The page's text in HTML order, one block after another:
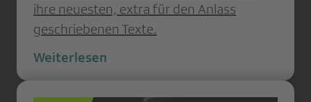
ihre neuesten, extra für den Anlass
geschriebenen Texte.
Weiterlesen